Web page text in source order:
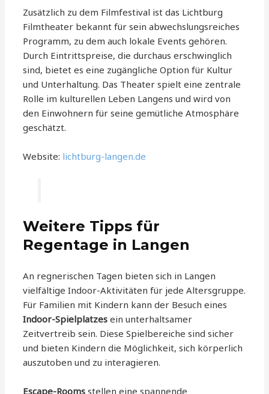
Zusätzlich zu dem Filmfestival ist das Lichtburg
Filmtheater bekannt für sein abwechslungsreiches
Programm, zu dem auch lokale Events gehören.
Durch Eintrittspreise, die durchaus erschwinglich
sind, bietet es eine zugängliche Option für Kultur
und Unterhaltung. Das Theater spielt eine zentrale
Rolle im kulturellen Leben Langens und wird von
den Einwohnern für seine gemütliche Atmosphäre
geschätzt.
Website: lichtburg-langen.de
Weitere Tipps für
Regentage in Langen
An regnerischen Tagen bieten sich in Langen
vielfältige Indoor-Aktivitäten für jede Altersgruppe.
Für Familien mit Kindern kann der Besuch eines
Indoor-Spielplatzes ein unterhaltsamer
Zeitvertreib sein. Diese Spielbereiche sind sicher
und bieten Kindern die Möglichkeit, sich körperlich
auszutoben und zu interagieren.
Escape-Rooms stellen eine spannende